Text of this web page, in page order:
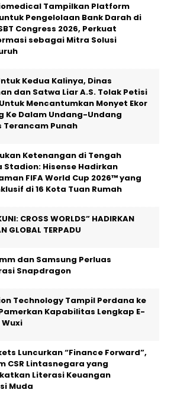
Tampilkan Platform
Pengelolaan Bank Darah di
Congress 2026, Perkuat
sebagai Mitra Solusi
Kedua Kalinya, Dinas
dan Satwa Liar A.S. Tolak Petisi
Mencantumkan Monyet Ekor
Ke Dalam Undang-Undang
Terancam Punah
Ketenangan di Tengah
Stadion: Hisense Hadirkan
FIFA World Cup 2026™ yang
di 16 Kota Tuan Rumah
CROSS WORLDS” HADIRKAN
GLOBAL TERPADU
dan Samsung Perluas
Snapdragon
Technology Tampil Perdana ke
Kapabilitas Lengkap E-
Wuxi
Luncurkan “Finance Forward”,
CSR Lintasnegara yang
Literasi Keuangan
Muda